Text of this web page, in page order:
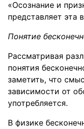
«Осознание и
представляет эта
Понятие
Рассматривая
понятия
заметить, что
зависимости от
употребляется.
В физике